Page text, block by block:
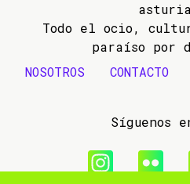
Todo el ocio,
paraíso por
NOSOTROS
CONTACTO
Síguenos